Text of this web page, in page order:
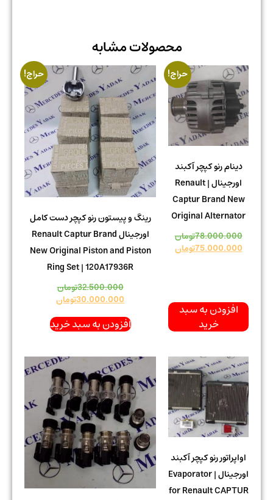
محصولات مشابه
حراج!
دینام رنو کپچر آکبند
اورجینال | Renault
Captur Brand New
Original Alternator
78.000.000تومان
75.000.000تومان
افزودن به سبد
حراج!
رینگ و پیستون رنو کپچر دست کامل
اورجینال Renault Captur Brand
New Original Piston and Piston
Ring Set | 120A17936R
32.500.000تومان
30.000.000تومان
افزودن به سبد خرید
اواپراتور رنو کپچر آکبند
اورجینال | Evaporator
for Renault CAPTUR